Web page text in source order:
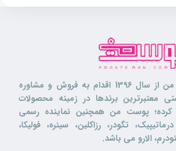
لکه های سرسخت و سوخته چربی
دارد. هنگام استفاده آسیبی به سطوح وارد نمی کند
در آن ها نمی گردد.
پلاس، سطوح مختلف را به خوبی تمیز و
سطوح مقاوم در برابر قلیااز جمله اجاق گاز، فر،
و قالب های پخت، سطوح استیل، سطوح لعابی،
فروشگاه اینترنتی پوست من از سال 1396 اقدام به فروش و مشاوره
معتبرترین برندها در زمینه محصولات
پوست من همچنین نماینده رسمی
تگودر، رزاکلین، سینره، فولیکا،
الارو می باشد.